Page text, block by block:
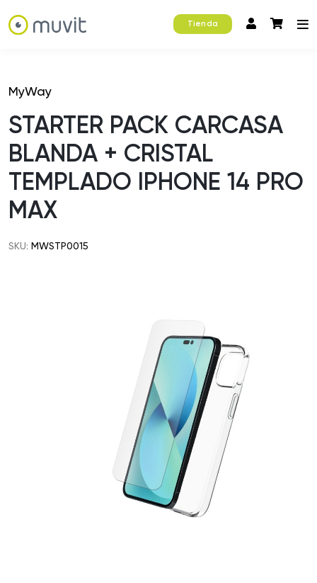
Tienda
MyWay
STARTER PACK CARCASA
BLANDA + CRISTAL
TEMPLADO IPHONE 14 PRO
MAX
SKU: MWSTP0015